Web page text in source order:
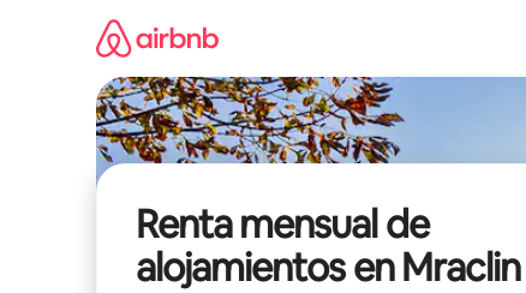
Renta mensual de
alojamientos en Mraclin